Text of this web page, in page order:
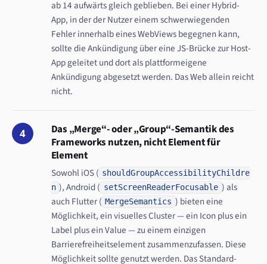
ab 14 aufwärts gleich geblieben. Bei einer Hybrid-
App, in der der Nutzer einem schwerwiegenden
Fehler innerhalb eines WebViews begegnen kann,
sollte die Ankündigung über eine JS-Brücke zur Host-
App geleitet und dort als plattformeigene
Ankündigung abgesetzt werden. Das Web allein reicht
nicht.
4
Das „Merge“- oder „Group“-Semantik des
Frameworks nutzen, nicht Element für
Element
Sowohl iOS ( shouldGroupAccessibilityChildre
n ), Android ( setScreenReaderFocusable ) als
auch Flutter ( MergeSemantics ) bieten eine
Möglichkeit, ein visuelles Cluster — ein Icon plus ein
Label plus ein Value — zu einem einzigen
Barrierefreiheitselement zusammenzufassen. Diese
Möglichkeit sollte genutzt werden. Das Standard-